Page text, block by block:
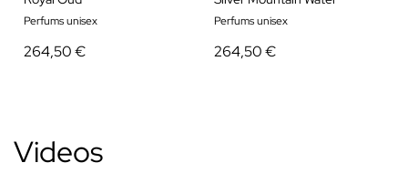
Perfums unisex
264,50 €
Perfums unisex
264,50 €
Videos